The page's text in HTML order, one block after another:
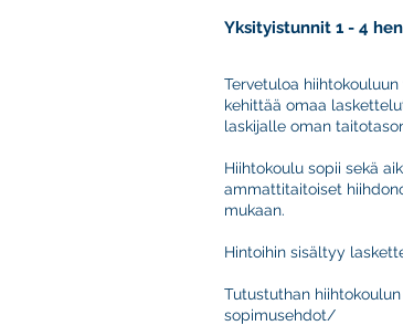
Yksityistunnit 1 - 4
Tervetuloa
kehittää omaa
laskijalle oman
Hiihtokoulu sopii sekä
ammattitaitoiset
mukaan.
Hintoihin sisältyy
Tutustuthan
sopimusehdot/